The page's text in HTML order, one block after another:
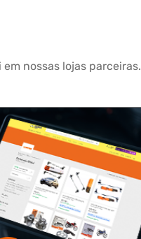
nossas lojas parceiras.